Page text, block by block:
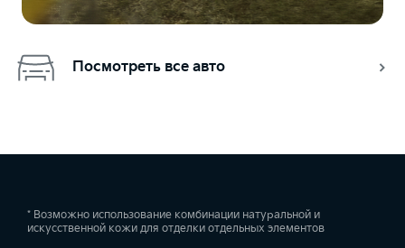
Посмотреть все авто
* Возможно использование комбинации натуральной и
искусственной кожи для отделки отдельных элементов